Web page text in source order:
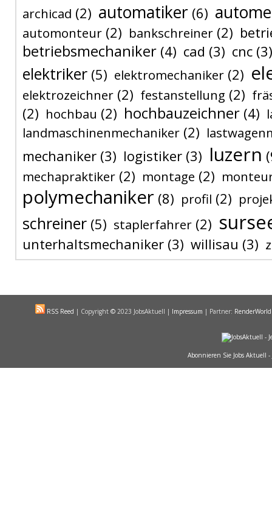
archicad (2) automatiker (6)
automonteur (2) bankschreiner (2)
betriebsmechaniker (4) cad (3) cnc (3)
elektriker (5) elektromechaniker (2)
elektrozeichner (2) festanstellung (2)
(2) hochbau (2) hochbauzeichner (4)
landmaschinenmechaniker (2)
mechaniker (3) logistiker (3) luzern
mechapraktiker (2) montage (2)
polymechaniker (8) profil (2)
schreiner (5) staplerfahrer (2)
unterhaltsmechaniker (3) willisau (3)
RSS Reed | Copyright © 2023 JobsAktuell | Impressum | Partner: RenderWorld
Abonnieren Sie Jobs Aktuell